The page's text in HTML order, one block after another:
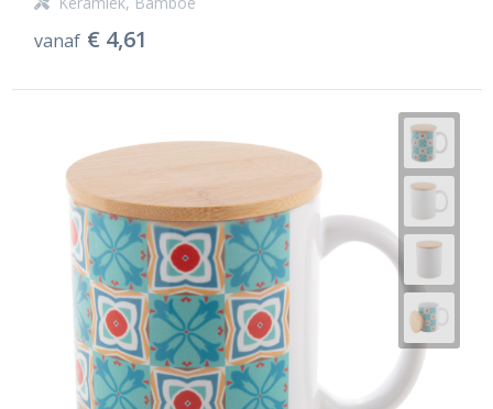
vanaf € 4,61